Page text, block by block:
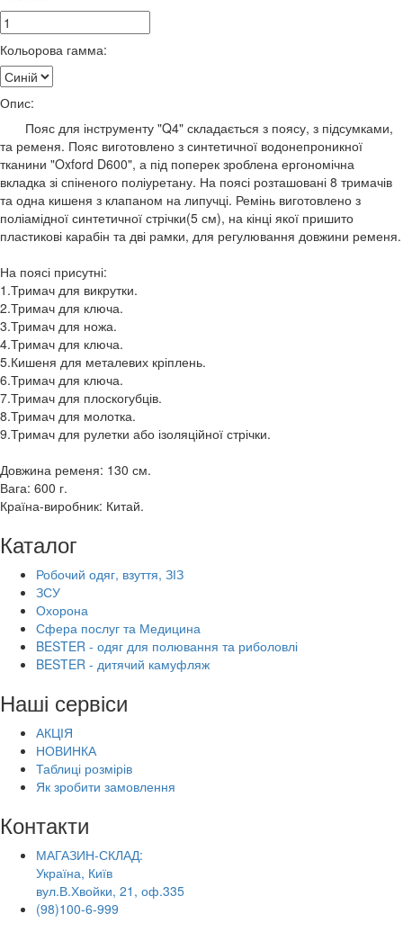
Кольорова гамма:
Опис:
Пояс для інструменту "Q4" складається з поясу, з підсумками,
та ременя. Пояс виготовлено з синтетичної водонепроникної
тканини "Oxford D600", а під поперек зроблена ергономічна
вкладка зі спіненого поліуретану. На поясі розташовані 8 тримачів
та одна кишеня з клапаном на липучці. Ремінь виготовлено з
поліамідної синтетичної стрічки(5 см), на кінці якої пришито
пластикові карабін та дві рамки, для регулювання довжини ременя.
На поясі присутні:
1.Тримач для викрутки.
2.Тримач для ключа.
3.Тримач для ножа.
4.Тримач для ключа.
5.Кишеня для металевих кріплень.
6.Тримач для ключа.
7.Тримач для плоскогубців.
8.Тримач для молотка.
9.Тримач для рулетки або ізоляційної стрічки.
Довжина ременя: 130 см.
Вага: 600 г.
Країна-виробник: Китай.
Каталог
Робочий одяг, взуття, ЗІЗ
ЗСУ
Охорона
Сфера послуг та Медицина
BESTER - одяг для полювання та риболовлі
BESTER - дитячий камуфляж
Наші сервіси
АКЦІЯ
НОВИНКА
Таблиці розмірів
Як зробити замовлення
Контакти
МАГАЗИН-СКЛАД:
Україна, Київ
вул.В.Хвойки, 21, оф.335
(98)100-6-999